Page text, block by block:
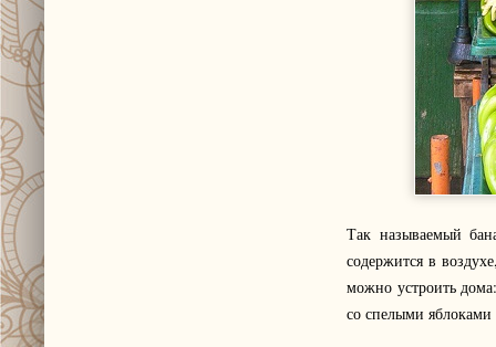
Так называемый
содержится в
можно устроить
со спелыми